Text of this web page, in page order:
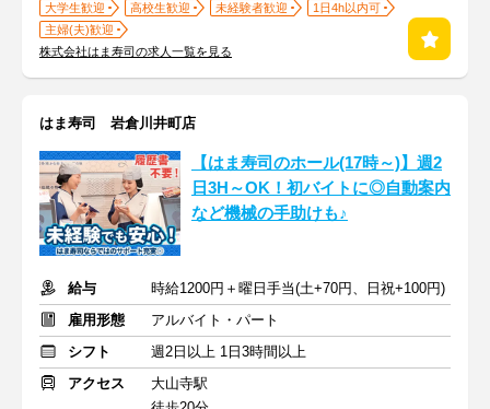
大学生歓迎 高校生歓迎 未経験者歓迎
1日4h以内可
主婦(夫)歓迎
株式会社はま寿司の求人一覧を見る
はま寿司 岩倉川井町店
【はま寿司のホール(17時～)】週2
日3H～OK！初バイトに◎自動案内
など機械の手助けも♪
給与
時給1200円＋曜日手当(土+70円、日祝+100円)
雇用形態
アルバイト・パート
シフト
週2日以上 1日3時間以上
アクセス
大山寺駅